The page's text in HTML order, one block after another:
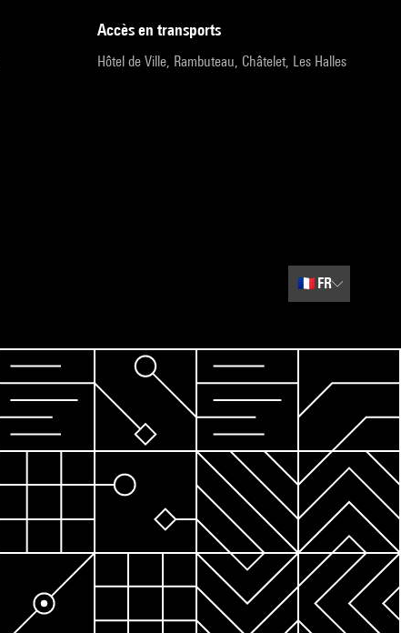
accès en transports
Hôtel de Ville, Rambuteau, Châtelet, Les Halles
🇫🇷 FR